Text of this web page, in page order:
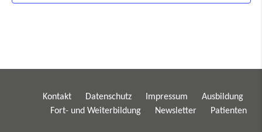
Kontakt Datenschutz Impressum
Ausbildung
Fort- und Weiterbildung
Newsletter Patienten